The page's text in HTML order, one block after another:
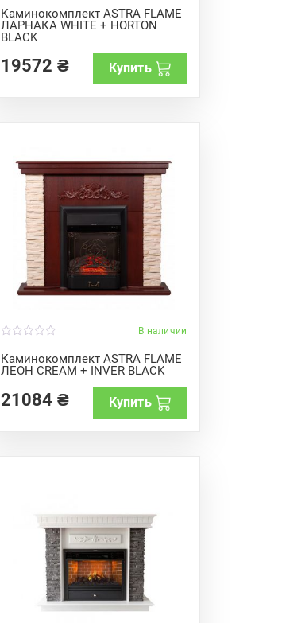
Каминокомплект ASTRA FLAME
ЛАРНАКА WHITE + HORTON
BLACK
o
u
t
o
19572 ₴ Купить
В наличии
Каминокомплект ASTRA FLAME
ЛЕОН CREAM + INVER BLACK
o
u
t
f
5
21084 ₴ Купить